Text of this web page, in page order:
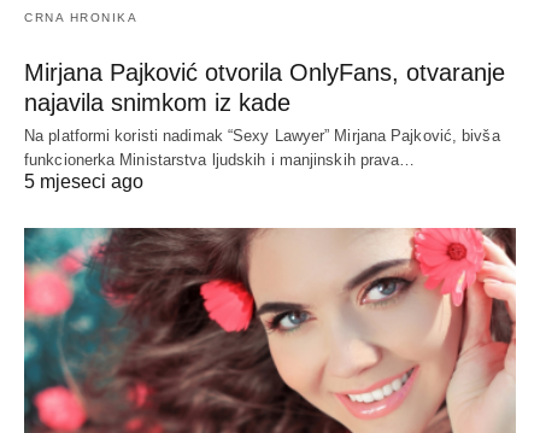
CRNA HRONIKA
Mirjana Pajković otvorila OnlyFans, otvaranje
najavila snimkom iz kade
Na platformi koristi nadimak “Sexy Lawyer” Mirjana Pajković, bivša
funkcionerka Ministarstva ljudskih i manjinskih prava…
5 mjeseci ago